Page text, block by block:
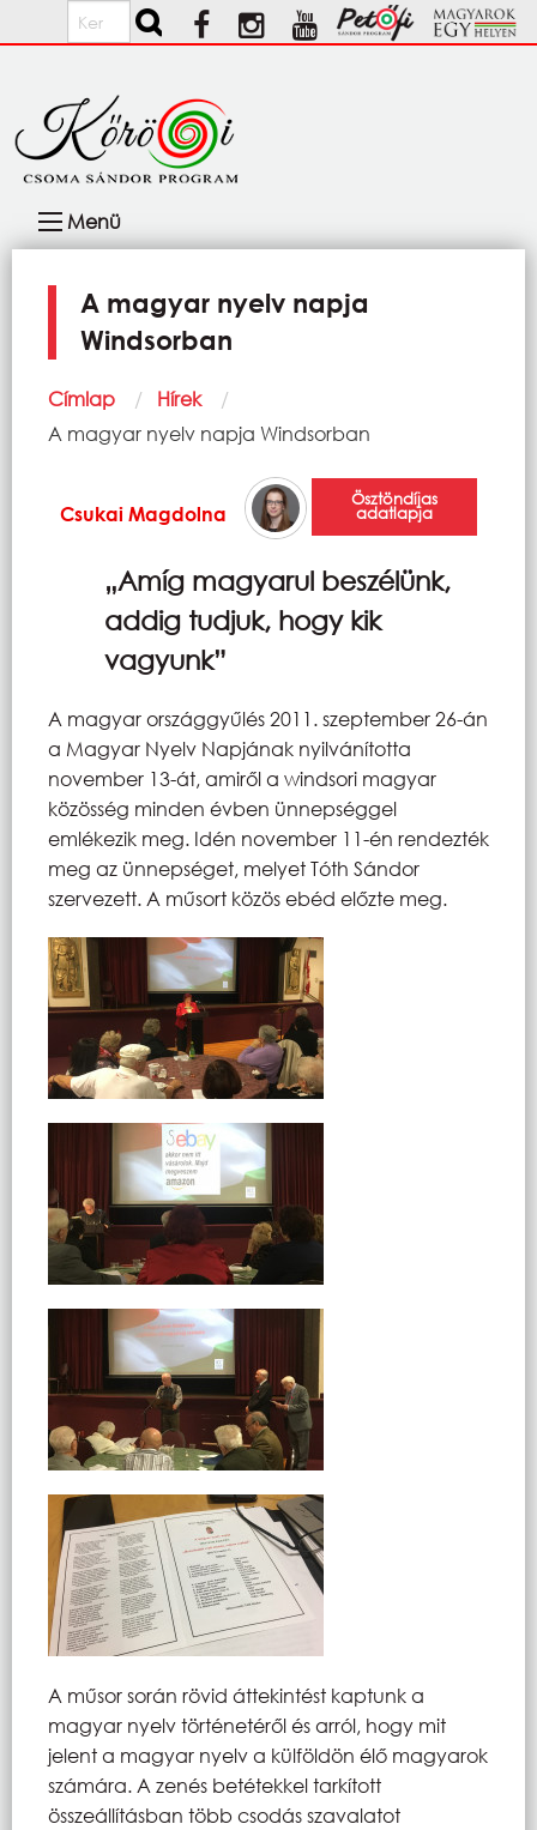
Ugrás a tartalomra
Keresés
navigáció
Menü
A magyar nyelv napja
Windsorban
Morzsa
Címlap
Hírek
Current:
A magyar nyelv napja Windsorban
Csukai Magdolna
Ösztöndíjas
adatlapja
„Amíg magyarul beszélünk,
addig tudjuk, hogy kik
vagyunk”
A magyar országgyűlés 2011. szeptember 26-án
a Magyar Nyelv Napjának nyilvánította
november 13-át, amiről a windsori magyar
közösség minden évben ünnepséggel
emlékezik meg. Idén november 11-én rendezték
meg az ünnepséget, melyet Tóth Sándor
szervezett. A műsort közös ebéd előzte meg.
A műsor során rövid áttekintést kaptunk a
magyar nyelv történetéről és arról, hogy mit
jelent a magyar nyelv a külföldön élő magyarok
számára. A zenés betétekkel tarkított
összeállításban több csodás szavalatot